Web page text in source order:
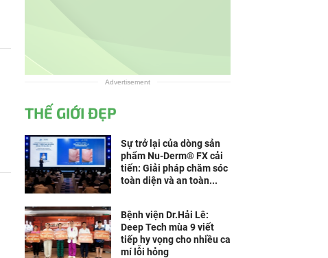
Advertisement
THẾ GIỚI ĐẸP
Sự trở lại của dòng sản
phẩm Nu-Derm® FX cải
tiến: Giải pháp chăm sóc
toàn diện và an toàn...
Bệnh viện Dr.Hải Lê:
Deep Tech mùa 9 viết
tiếp hy vọng cho nhiều ca
mí lỗi hỏng